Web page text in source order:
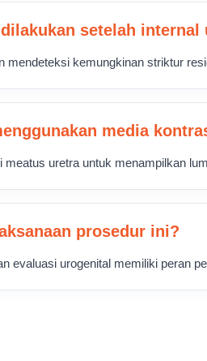
setelah internal
mendeteksi kemungkinan striktur
media
uretra untuk menampilkan
prosedur ini?
evaluasi urogenital memiliki peran